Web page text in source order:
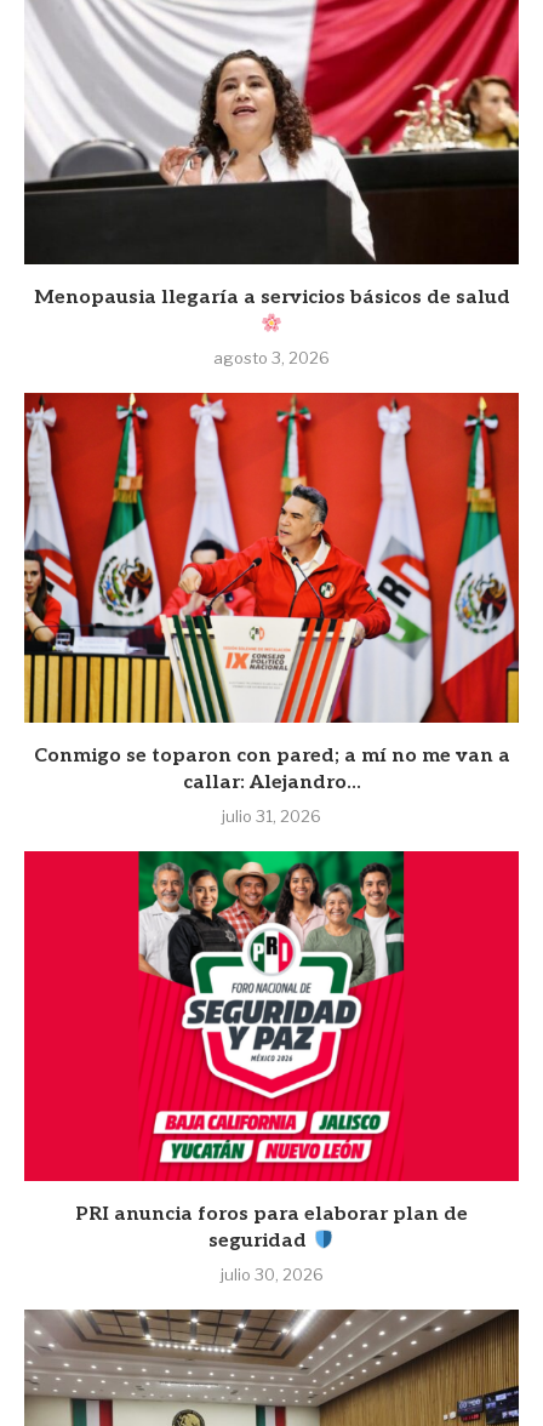
Menopausia llegaría a servicios básicos de salud
agosto 3, 2026
Conmigo se toparon con pared; a mí no me van a
callar: Alejandro...
julio 31, 2026
PRI anuncia foros para elaborar plan de
seguridad
julio 30, 2026